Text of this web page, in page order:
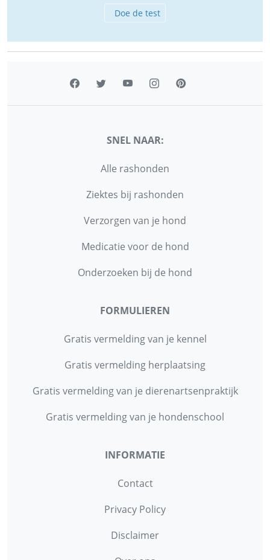
Doe de test
SNEL NAAR:
Alle rashonden
Ziektes bij rashonden
Verzorgen van je hond
Medicatie voor de hond
Onderzoeken bij de hond
FORMULIEREN
Gratis vermelding van je kennel
Gratis vermelding herplaatsing
Gratis vermelding van je dierenartsenpraktijk
Gratis vermelding van je hondenschool
INFORMATIE
Contact
Privacy Policy
Disclaimer